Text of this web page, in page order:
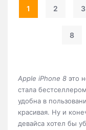
Apple iPhone 8 это
стала
удобна в
красивая. Ну и
девайса хотел бы
1 2 3
8